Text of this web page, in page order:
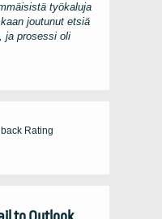
työkaluja
joutunut etsiä
ja prosessi oli